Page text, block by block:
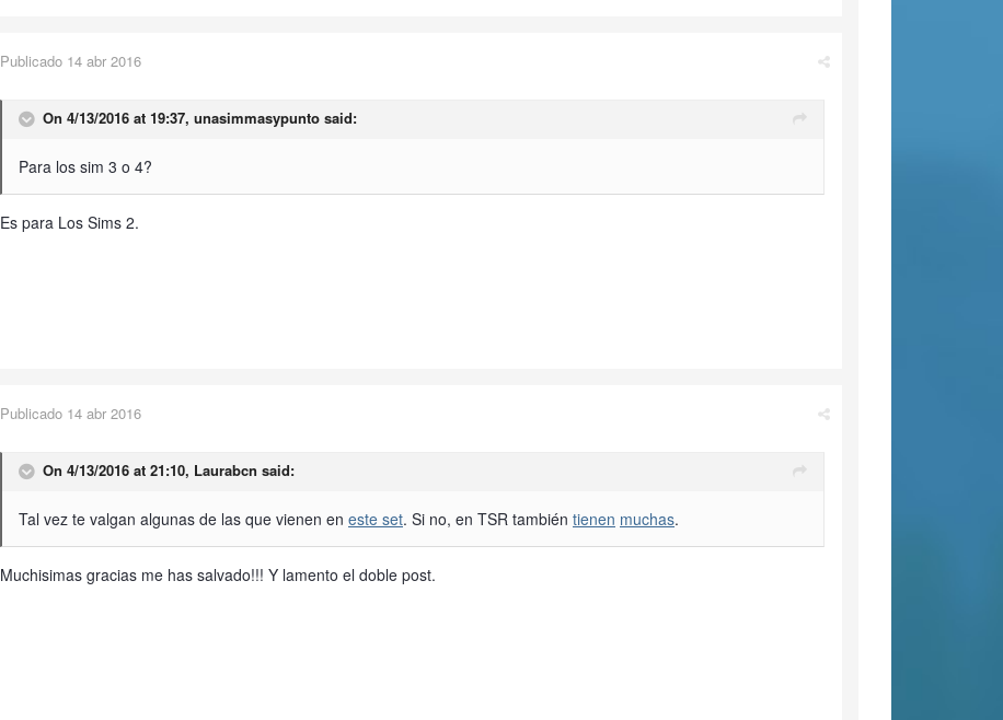
Publicado 14 abr 2016
On 4/13/2016 at 19:37, unasimmasypunto said:
Para los sim 3 o 4?
Es para Los Sims 2.
Publicado 14 abr 2016
On 4/13/2016 at 21:10, Laurabcn said:
Tal vez te valgan algunas de las que vienen en este set. Si no, en TSR también tienen muchas.
Muchisimas gracias me has salvado!!! Y lamento el doble post.